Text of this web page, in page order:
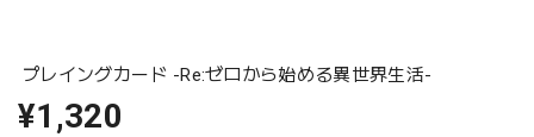
プレイングカード -Re:ゼロから始める異世界生活-
¥1,320